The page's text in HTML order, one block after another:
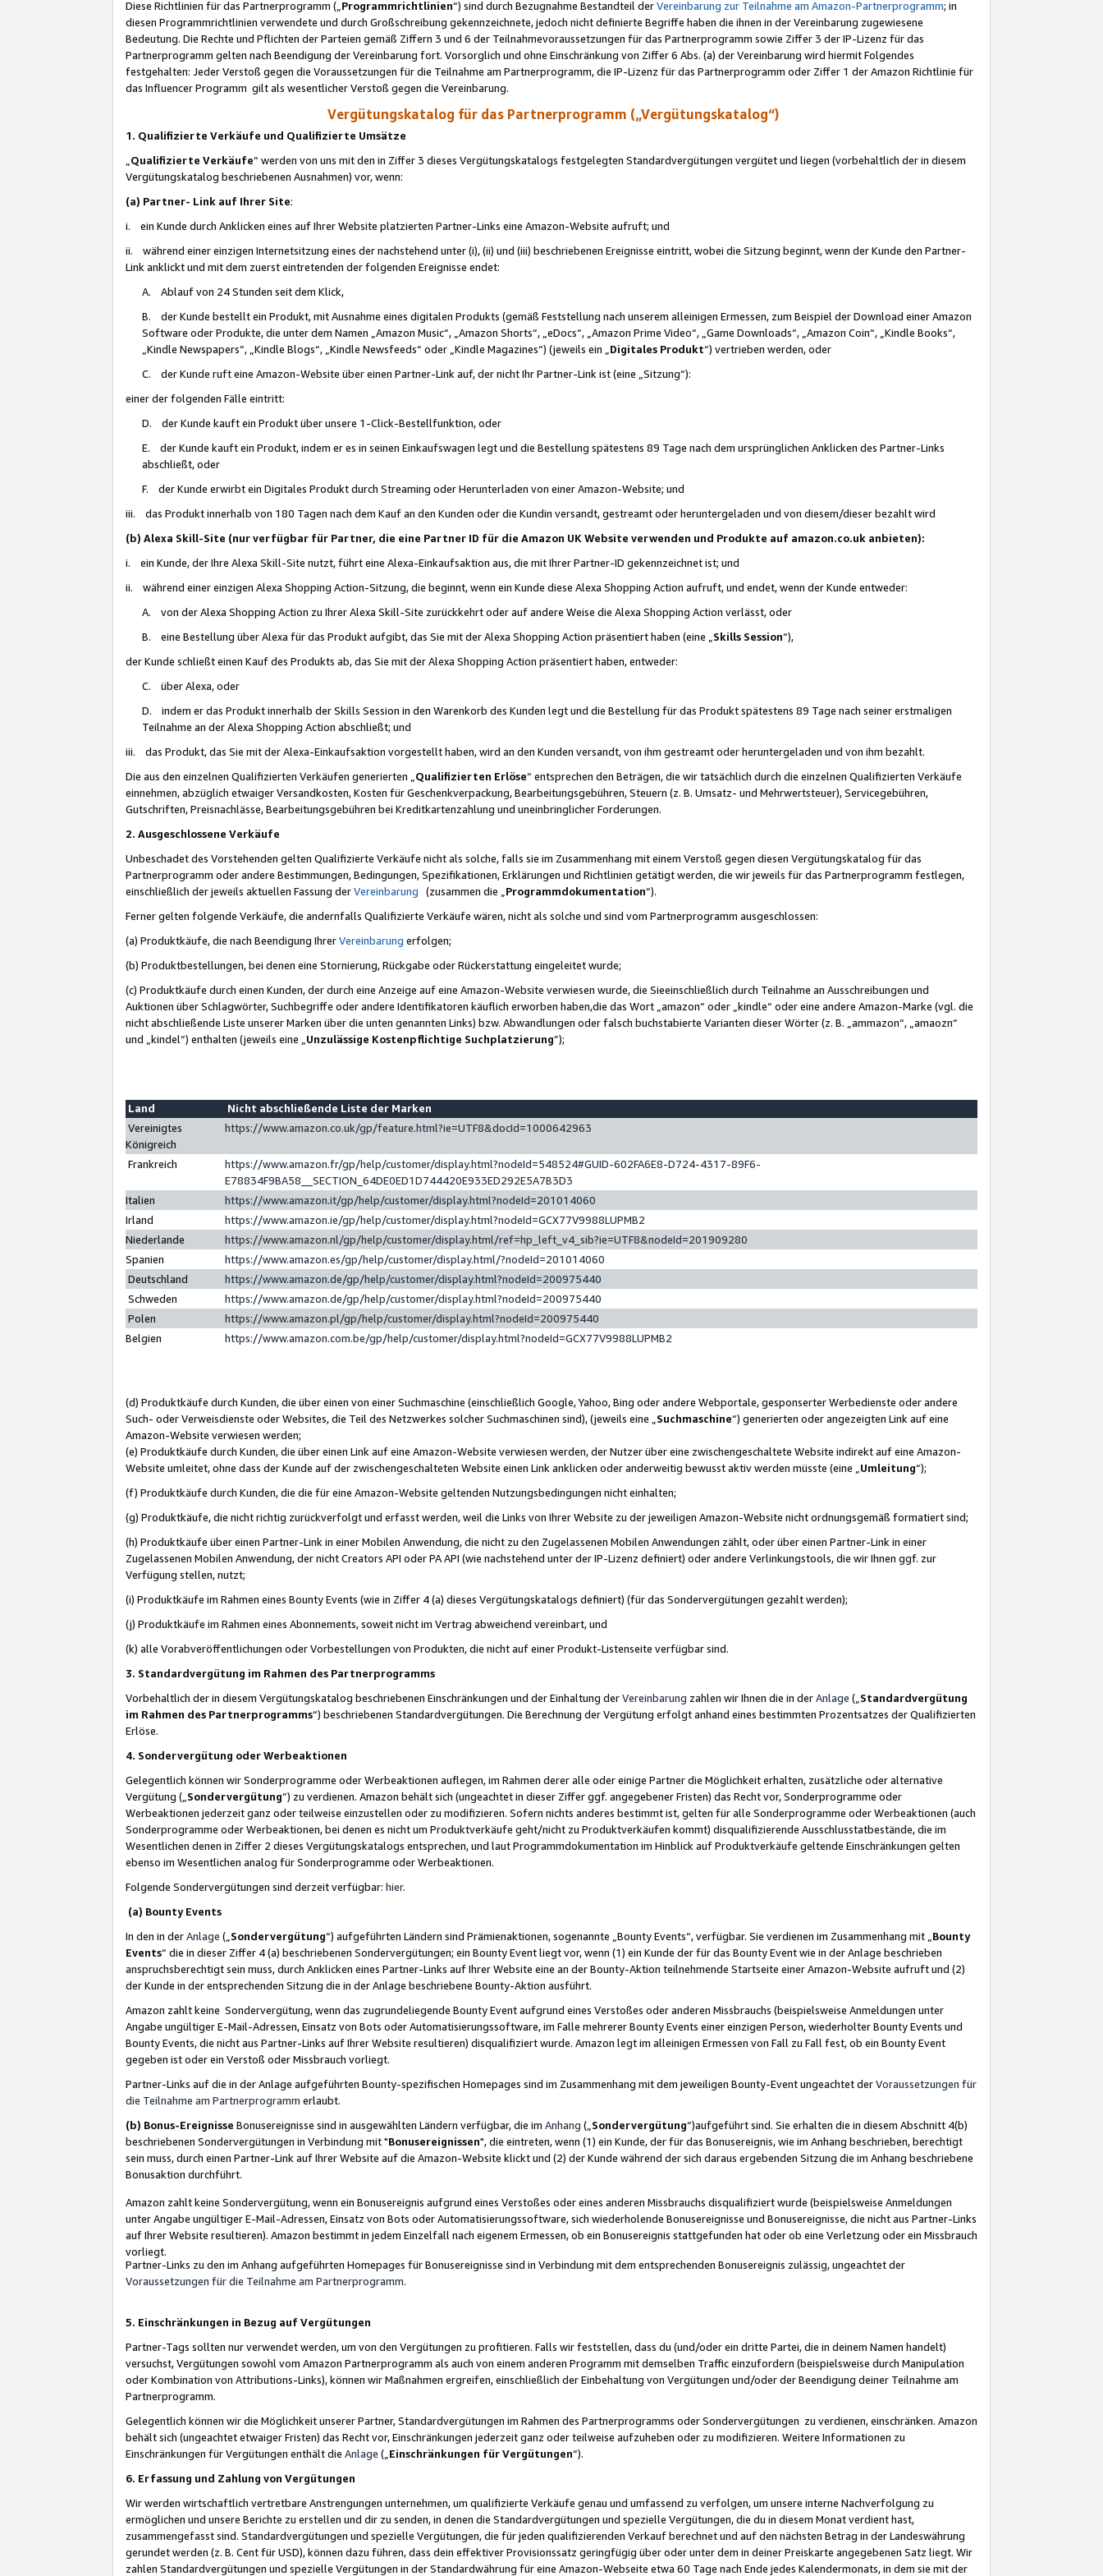
Diese Richtlinien für das Partnerprogramm („Programmrichtlinien“) sind durch Bezugnahme Bestandteil derVereinbarung zur Teilnahme am Amazon-Partnerprogramm; in
diesen Programmrichtlinien verwendete und durch Großschreibung gekennzeichnete, jedoch nicht definierte Begriffe haben die ihnen in der Vereinbarung zugewiesene
Bedeutung. Die Rechte und Pflichten der Parteien gemäß Ziffern 3 und 6 der Teilnahmevoraussetzungen für das Partnerprogramm sowie Ziffer 3 der IP-Lizenz für das
Partnerprogramm gelten nach Beendigung der Vereinbarung fort. Vorsorglich und ohne Einschränkung von Ziffer 6 Abs. (a) der Vereinbarung wird hiermit Folgendes
festgehalten: Jeder Verstoß gegen die Voraussetzungen für die Teilnahme am Partnerprogramm, die IP-Lizenz für das Partnerprogramm oder Ziffer 1 der Amazon Richtlinie für
das Influencer Programm gilt als wesentlicher Verstoß gegen die Vereinbarung.
Vergütungskatalog für das Partnerprogramm („Vergütungskatalog“)
1. Qualifizierte Verkäufe und Qualifizierte Umsätze
Qualifizierte Verkäufe“ werden von uns mit den in Ziffer 3 dieses Vergütungskatalogs festgelegten Standardvergütungen vergütet und liegen (vorbehaltlich der in diesem
Vergütungskatalog beschriebenen Ausnahmen) vor, wenn:
(a) Partner- Link auf Ihrer Site:
i. ein Kunde durch Anklicken eines auf Ihrer Website platzierten Partner-Links eine Amazon-Website aufruft; und
ii. während einer einzigen Internetsitzung eines der nachstehend unter (i), (ii) und (iii) beschriebenen Ereignisse eintritt, wobei die Sitzung beginnt, wenn der Kunde den Partner-
Link anklickt und mit dem zuerst eintretenden der folgenden Ereignisse endet:
A. Ablauf von 24 Stunden seit dem Klick,
B. der Kunde bestellt ein Produkt, mit Ausnahme eines digitalen Produkts (gemäß Feststellung nach unserem alleinigen Ermessen, zum Beispiel der Download einer Amazon
Software oder Produkte, die unter dem Namen „Amazon Music“, „Amazon Shorts“, „eDocs“, „Amazon Prime Video“, „Game Downloads“, „Amazon Coin“, „Kindle Books“,
„Kindle Newspapers“, „Kindle Blogs“, „Kindle Newsfeeds“ oder „Kindle Magazines“) (jeweils ein „ Digitales Produkt“) vertrieben werden, oder
C. der Kunde ruft eine Amazon-Website über einen Partner-Link auf, der nicht Ihr Partner-Link ist (eine „Sitzung“):
einer der folgenden Fälle eintritt:
D. der Kunde kauft ein Produkt über unsere 1-Click-Bestellfunktion, oder
E. der Kunde kauft ein Produkt, indem er es in seinen Einkaufswagen legt und die Bestellung spätestens 89 Tage nach dem ursprünglichen Anklicken des Partner-Links
abschließt, oder
F. der Kunde erwirbt ein Digitales Produkt durch Streaming oder Herunterladen von einer Amazon-Website; und
iii. das Produkt innerhalb von 180 Tagen nach dem Kauf an den Kunden oder die Kundin versandt, gestreamt oder heruntergeladen und von diesem/dieser bezahlt wird
(b) Alexa Skill-Site (nur verfügbar für Partner, die eine Partner ID für die Amazon UK Website verwenden und Produkte auf amazon.co.uk anbieten):
i. ein Kunde, der Ihre Alexa Skill-Site nutzt, führt eine Alexa-Einkaufsaktion aus, die mit Ihrer Partner-ID gekennzeichnet ist; und
ii. während einer einzigen Alexa Shopping Action-Sitzung, die beginnt, wenn ein Kunde diese Alexa Shopping Action aufruft, und endet, wenn der Kunde entweder:
A. von der Alexa Shopping Action zu Ihrer Alexa Skill-Site zurückkehrt oder auf andere Weise die Alexa Shopping Action verlässt, oder
B. eine Bestellung über Alexa für das Produkt aufgibt, das Sie mit der Alexa Shopping Action präsentiert haben (eine „ Skills Session“),
der Kunde schließt einen Kauf des Produkts ab, das Sie mit der Alexa Shopping Action präsentiert haben, entweder:
C. über Alexa, oder
D. indem er das Produkt innerhalb der Skills Session in den Warenkorb des Kunden legt und die Bestellung für das Produkt spätestens 89 Tage nach seiner erstmaligen
Teilnahme an der Alexa Shopping Action abschließt; und
iii. das Produkt, das Sie mit der Alexa-Einkaufsaktion vorgestellt haben, wird an den Kunden versandt, von ihm gestreamt oder heruntergeladen und von ihm bezahlt.
Die aus den einzelnen Qualifizierten Verkäufen generierten „ Qualifizierten Erlöse“ entsprechen den Beträgen, die wir tatsächlich durch die einzelnen Qualifizierten Verkäufe
einnehmen, abzüglich etwaiger Versandkosten, Kosten für Geschenkverpackung, Bearbeitungsgebühren, Steuern (z. B. Umsatz- und Mehrwertsteuer), Servicegebühren,
Gutschriften, Preisnachlässe, Bearbeitungsgebühren bei Kreditkartenzahlung und uneinbringlicher Forderungen.
2. Ausgeschlossene Verkäufe
Unbeschadet des Vorstehenden gelten Qualifizierte Verkäufe nicht als solche, falls sie im Zusammenhang mit einem Verstoß gegen diesen Vergütungskatalog für das
Partnerprogramm oder andere Bestimmungen, Bedingungen, Spezifikationen, Erklärungen und Richtlinien getätigt werden, die wir jeweils für das Partnerprogramm festlegen,
einschließlich der jeweils aktuellen Fassung derVereinbarung (zusammen die „ Programmdokumentation“).
Ferner gelten folgende Verkäufe, die andernfalls Qualifizierte Verkäufe wären, nicht als solche und sind vom Partnerprogramm ausgeschlossen:
(a) Produktkäufe, die nach Beendigung IhrerVereinbarung erfolgen;
(b) Produktbestellungen, bei denen eine Stornierung, Rückgabe oder Rückerstattung eingeleitet wurde;
(c) Produktkäufe durch einen Kunden, der durch eine Anzeige auf eine Amazon-Website verwiesen wurde, die Sieeinschließlich durch Teilnahme an Ausschreibungen und
Auktionen über Schlagwörter, Suchbegriffe oder andere Identifikatoren käuflich erworben haben,die das Wort „amazon“ oder „kindle“ oder eine andere Amazon-Marke (vgl. die
nicht abschließende Liste unserer Marken über die unten genannten Links) bzw. Abwandlungen oder falsch buchstabierte Varianten dieser Wörter (z. B. „ammazon“, „amaozn“
und „kindel“) enthalten (jeweils eine „ Unzulässige Kostenpflichtige Suchplatzierung”);
Land
Nicht abschließende Liste der Marken
Vereinigtes
Königreich
https://www.amazon.co.uk/gp/feature.html?ie=UTF8&docId=1000642963
Frankreich
https://www.amazon.fr/gp/help/customer/display.html?nodeId=548524#GUID-602FA6E8-D724-4317-89F6-
E78834F9BA58__SECTION_64DE0ED1D744420E933ED292E5A7B3D3
Italien
https://www.amazon.it/gp/help/customer/display.html?nodeId=201014060
Irland
https://www.amazon.ie/gp/help/customer/display.html?nodeId=GCX77V9988LUPMB2
Niederlande
https://www.amazon.nl/gp/help/customer/display.html/ref=hp_left_v4_sib?ie=UTF8&nodeId=201909280
Spanien
https://www.amazon.es/gp/help/customer/display.html/?nodeId=201014060
Deutschland
https://www.amazon.de/gp/help/customer/display.html?nodeId=200975440
Schweden
https://www.amazon.de/gp/help/customer/display.html?nodeId=200975440
Polen
https://www.amazon.pl/gp/help/customer/display.html?nodeId=200975440
Belgien
https://www.amazon.com.be/gp/help/customer/display.html?nodeId=GCX77V9988LUPMB2
(d) Produktkäufe durch Kunden, die über einen von einer Suchmaschine (einschließlich Google, Yahoo, Bing oder andere Webportale, gesponserter Werbedienste oder andere
Such- oder Verweisdienste oder Websites, die Teil des Netzwerkes solcher Suchmaschinen sind), (jeweils eine „ Suchmaschine“) generierten oder angezeigten Link auf eine
Amazon-Website verwiesen werden;
(e) Produktkäufe durch Kunden, die über einen Link auf eine Amazon-Website verwiesen werden, der Nutzer über eine zwischengeschaltete Website indirekt auf eine Amazon-
Website umleitet, ohne dass der Kunde auf der zwischengeschalteten Website einen Link anklicken oder anderweitig bewusst aktiv werden müsste (eine „ Umleitung“);
(f) Produktkäufe durch Kunden, die die für eine Amazon-Website geltenden Nutzungsbedingungen nicht einhalten;
(g) Produktkäufe, die nicht richtig zurückverfolgt und erfasst werden, weil die Links von Ihrer Website zu der jeweiligen Amazon-Website nicht ordnungsgemäß formatiert sind;
(h) Produktkäufe über einen Partner-Link in einer Mobilen Anwendung, die nicht zu den Zugelassenen Mobilen Anwendungen zählt, oder über einen Partner-Link in einer
Zugelassenen Mobilen Anwendung, der nicht Creators API oder PA API (wie nachstehend unter der IP-Lizenz definiert) oder andere Verlinkungstools, die wir Ihnen ggf. zur
Verfügung stellen, nutzt;
(i) Produktkäufe im Rahmen eines Bounty Events (wie in Ziffer 4 (a) dieses Vergütungskatalogs definiert) (für das Sondervergütungen gezahlt werden);
(j) Produktkäufe im Rahmen eines Abonnements, soweit nicht im Vertrag abweichend vereinbart, und
(k) alle Vorabveröffentlichungen oder Vorbestellungen von Produkten, die nicht auf einer Produkt-Listenseite verfügbar sind.
3. Standardvergütung im Rahmen des Partnerprogramms
Vorbehaltlich der in diesem Vergütungskatalog beschriebenen Einschränkungen und der Einhaltung derVereinbarung zahlen wir Ihnen die in derAnlage („ Standardvergütung
im Rahmen des Partnerprogramms“) beschriebenen Standardvergütungen. Die Berechnung der Vergütung erfolgt anhand eines bestimmten Prozentsatzes der Qualifizierten
Erlöse.
4. Sondervergütung oder Werbeaktionen
Gelegentlich können wir Sonderprogramme oder Werbeaktionen auflegen, im Rahmen derer alle oder einige Partner die Möglichkeit erhalten, zusätzliche oder alternative
Vergütung („ Sondervergütung”) zu verdienen. Amazon behält sich (ungeachtet in dieser Ziffer ggf. angegebener Fristen) das Recht vor, Sonderprogramme oder
Werbeaktionen jederzeit ganz oder teilweise einzustellen oder zu modifizieren. Sofern nichts anderes bestimmt ist, gelten für alle Sonderprogramme oder Werbeaktionen (auch
Sonderprogramme oder Werbeaktionen, bei denen es nicht um Produktverkäufe geht/nicht zu Produktverkäufen kommt) disqualifizierende Ausschlusstatbestände, die im
Wesentlichen denen in Ziffer 2 dieses Vergütungskatalogs entsprechen, und laut Programmdokumentation im Hinblick auf Produktverkäufe geltende Einschränkungen gelten
ebenso im Wesentlichen analog für Sonderprogramme oder Werbeaktionen.
Folgende Sondervergütungen sind derzeit verfügbar: hier.
(a) Bounty Events
In den in derAnlage („ Sondervergütung“) aufgeführten Ländern sind Prämienaktionen, sogenannte „Bounty Events“, verfügbar. Sie verdienen im Zusammenhang mit „ Bounty
Events“ die in dieser Ziffer 4 (a) beschriebenen Sondervergütungen; ein Bounty Event liegt vor, wenn (1) ein Kunde der für das Bounty Event wie in der Anlage beschrieben
anspruchsberechtigt sein muss, durch Anklicken eines Partner-Links auf Ihrer Website eine an der Bounty-Aktion teilnehmende Startseite einer Amazon-Website aufruft und (2)
der Kunde in der entsprechenden Sitzung die in der Anlage beschriebene Bounty-Aktion ausführt.
Amazon zahlt keine Sondervergütung, wenn das zugrundeliegende Bounty Event aufgrund eines Verstoßes oder anderen Missbrauchs (beispielsweise Anmeldungen unter
Angabe ungültiger E-Mail-Adressen, Einsatz von Bots oder Automatisierungssoftware, im Falle mehrerer Bounty Events einer einzigen Person, wiederholter Bounty Events und
Bounty Events, die nicht aus Partner-Links auf Ihrer Website resultieren) disqualifiziert wurde. Amazon legt im alleinigen Ermessen von Fall zu Fall fest, ob ein Bounty Event
gegeben ist oder ein Verstoß oder Missbrauch vorliegt.
Partner-Links auf die in der Anlage aufgeführten Bounty-spezifischen Homepages sind im Zusammenhang mit dem jeweiligen Bounty-Event ungeachtet derVoraussetzungen für
die Teilnahme am Partnerprogramm erlaubt.
(b) Bonus-Ereignisse Bonusereignisse sind in ausgewählten Ländern verfügbar, die im Anhang („ Sondervergütung“)aufgeführt sind. Sie erhalten die in diesem Abschnitt 4(b)
beschriebenen Sondervergütungen in Verbindung mit "Bonusereignissen", die eintreten, wenn (1) ein Kunde, der für das Bonusereignis, wie im Anhang beschrieben, berechtigt
sein muss, durch einen Partner-Link auf Ihrer Website auf die Amazon-Website klickt und (2) der Kunde während der sich daraus ergebenden Sitzung die im Anhang beschriebene
Bonusaktion durchführt.
Amazon zahlt keine Sondervergütung, wenn ein Bonusereignis aufgrund eines Verstoßes oder eines anderen Missbrauchs disqualifiziert wurde (beispielsweise Anmeldungen
unter Angabe ungültiger E-Mail-Adressen, Einsatz von Bots oder Automatisierungssoftware, sich wiederholende Bonusereignisse und Bonusereignisse, die nicht aus Partner-Links
auf Ihrer Website resultieren). Amazon bestimmt in jedem Einzelfall nach eigenem Ermessen, ob ein Bonusereignis stattgefunden hat oder ob eine Verletzung oder ein Missbrauch
vorliegt.
Partner-Links zu den im Anhang aufgeführten Homepages für Bonusereignisse sind in Verbindung mit dem entsprechenden Bonusereignis zulässig, ungeachtet der
Voraussetzungen für die Teilnahme am Partnerprogramm.
5. Einschränkungen in Bezug auf Vergütungen
Partner-Tags sollten nur verwendet werden, um von den Vergütungen zu profitieren. Falls wir feststellen, dass du (und/oder ein dritte Partei, die in deinem Namen handelt)
versuchst, Vergütungen sowohl vom Amazon Partnerprogramm als auch von einem anderen Programm mit demselben Traffic einzufordern (beispielsweise durch Manipulation
oder Kombination von Attributions-Links), können wir Maßnahmen ergreifen, einschließlich der Einbehaltung von Vergütungen und/oder der Beendigung deiner Teilnahme am
Partnerprogramm.
Gelegentlich können wir die Möglichkeit unserer Partner, Standardvergütungen im Rahmen des Partnerprogramms oder Sondervergütungen zu verdienen, einschränken. Amazon
behält sich (ungeachtet etwaiger Fristen) das Recht vor, Einschränkungen jederzeit ganz oder teilweise aufzuheben oder zu modifizieren. Weitere Informationen zu
Einschränkungen für Vergütungen enthält die Anlage („ Einschränkungen für Vergütungen“).
6. Erfassung und Zahlung von Vergütungen
Wir werden wirtschaftlich vertretbare Anstrengungen unternehmen, um qualifizierte Verkäufe genau und umfassend zu verfolgen, um unsere interne Nachverfolgung zu
ermöglichen und unsere Berichte zu erstellen und dir zu senden, in denen die Standardvergütungen und spezielle Vergütungen, die du in diesem Monat verdient hast,
zusammengefasst sind. Standardvergütungen und spezielle Vergütungen, die für jeden qualifizierenden Verkauf berechnet und auf den nächsten Betrag in der Landeswährung
gerundet werden (z. B. Cent für USD), können dazu führen, dass dein effektiver Provisionssatz geringfügig über oder unter dem in deiner Preiskarte angegebenen Satz liegt. Wir
zahlen Standardvergütungen und spezielle Vergütungen in der Standardwährung für eine Amazon-Webseite etwa 60 Tage nach Ende jedes Kalendermonats, in dem sie mit der